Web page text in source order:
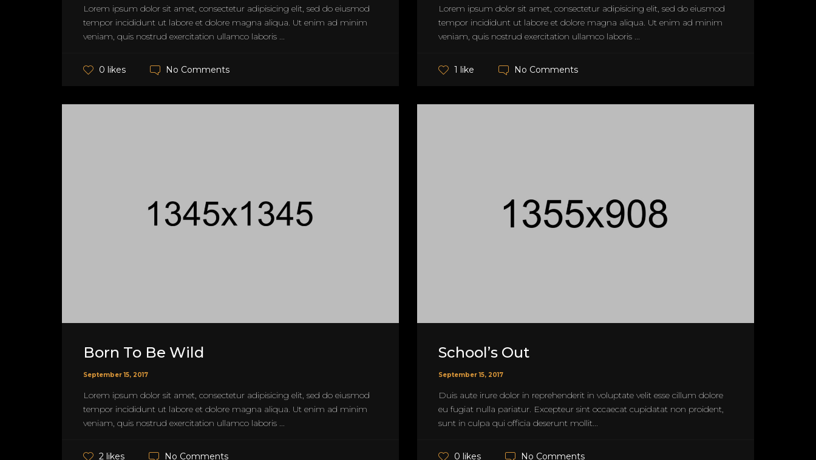
Lorem ipsum dolor sit amet, consectetur adipisicing elit, sed do eiusmod
tempor incididunt ut labore et dolore magna aliqua. Ut enim ad minim
veniam, quis nostrud exercitation ullamco laboris ...
0 likes No Comments
Lorem ipsum dolor sit amet, consectetur adipisicing elit, sed do eiusmod
tempor incididunt ut labore et dolore magna aliqua. Ut enim ad minim
veniam, quis nostrud exercitation ullamco laboris ...
1 like No Comments
Born To Be Wild
September 15, 2017
Lorem ipsum dolor sit amet, consectetur adipisicing elit, sed do eiusmod
tempor incididunt ut labore et dolore magna aliqua. Ut enim ad minim
veniam, quis nostrud exercitation ullamco laboris ...
2 likes No Comments
School’s Out
September 15, 2017
Duis aute irure dolor in reprehenderit in voluptate velit esse cillum dolore
eu fugiat nulla pariatur. Excepteur sint occaecat cupidatat non proident,
sunt in culpa qui officia deserunt mollit...
0 likes No Comments